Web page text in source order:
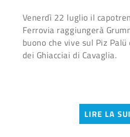
Venerdì 22 luglio il
Ferrovia raggiungerà
buono che vive sul Piz
dei Ghiacciai di Cavaglia.
LIRE LA